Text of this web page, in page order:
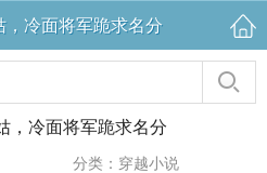
，冷面将军跪求名分
，冷面将军跪求名分
分类：穿越小说